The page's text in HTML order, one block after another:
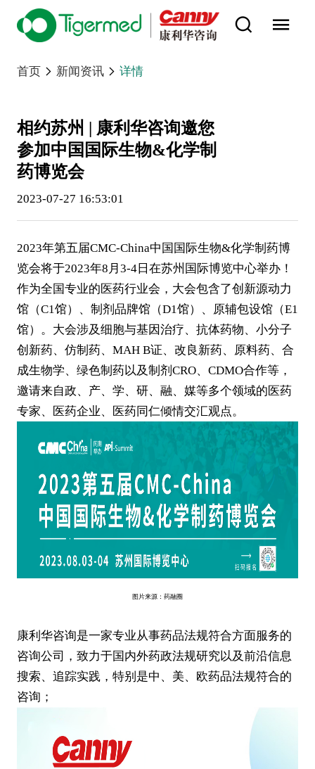
首页 新闻资讯 详情
相约苏州 | 康利华咨询邀您
参加中国国际生物&化学制
药博览会
2023-07-27 16:53:01
2023年第五届CMC-China中国国际生物&化学制药博
览会将于2023年8月3-4日在苏州国际博览中心举办！
作为全国专业的医药行业会，大会包含了创新源动力
馆（C1馆）、制剂品牌馆（D1馆）、原辅包设馆（E1
馆）。大会涉及细胞与基因治疗、抗体药物、小分子
创新药、仿制药、MAH B证、改良新药、原料药、合
成生物学、绿色制药以及制剂CRO、CDMO合作等，
邀请来自政、产、学、研、融、媒等多个领域的医药
专家、医药企业、医药同仁倾情交汇观点。
图片来源：药融圈
康利华咨询是一家专业从事药品法规符合方面服务的
咨询公司，致力于国内外药政法规研究以及前沿信息
搜索、追踪实践，特别是中、美、欧药品法规符合的
咨询；